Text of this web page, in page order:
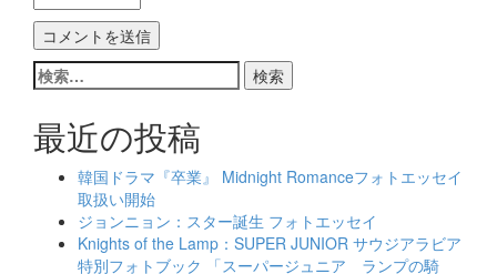
検
索:
最近の投稿
韓国ドラマ『卒業』 Midnight Romanceフォトエッセイ
取扱い開始
ジョンニョン：スター誕生 フォトエッセイ
Knights of the Lamp：SUPER JUNIOR サウジアラビア
特別フォトブック 「スーパージュニア ランプの騎